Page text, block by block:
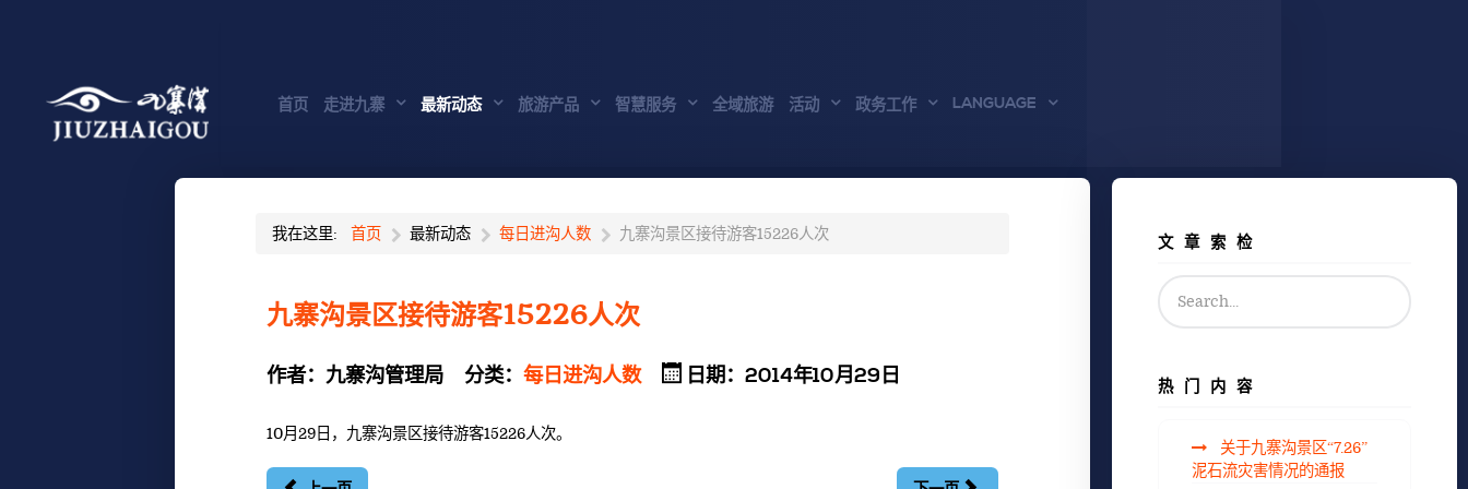
首页 走进九寨 最新动态 旅游产品 智慧服务 全域旅游 活动 政务工作 LANGUAGE
我在这里: 首页 最新动态 每日进沟人数 九寨沟景区接待游客15226人次
九寨沟景区接待游客15226人次
作者： 九寨沟管理局 分类： 每日进沟人数 日期：2014年10月29日
10月29日，九寨沟景区接待游客15226人次。
文章索检
热门内容
关于九寨沟景区“7.26”
泥石流灾害情况的通报